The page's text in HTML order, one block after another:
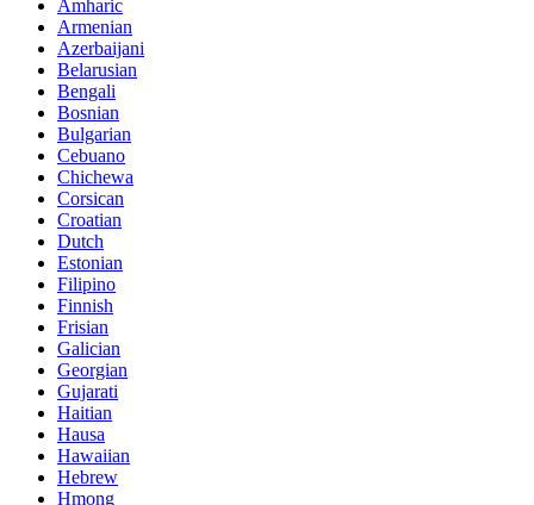
Amharic
Armenian
Azerbaijani
Belarusian
Bengali
Bosnian
Bulgarian
Cebuano
Chichewa
Corsican
Croatian
Dutch
Estonian
Filipino
Finnish
Frisian
Galician
Georgian
Gujarati
Haitian
Hausa
Hawaiian
Hebrew
Hmong